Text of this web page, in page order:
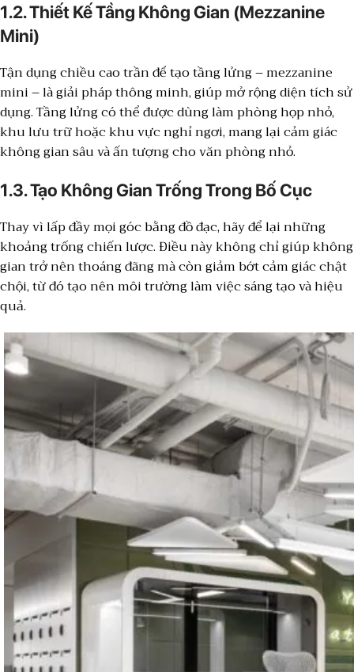
1.2. Thiết Kế Tầng Không Gian (Mezzanine
Mini)
Tận dụng chiều cao trần để tạo tầng lửng – mezzanine
mini – là giải pháp thông minh, giúp mở rộng diện tích sử
dụng. Tầng lửng có thể được dùng làm phòng họp nhỏ,
khu lưu trữ hoặc khu vực nghỉ ngơi, mang lại cảm giác
không gian sâu và ấn tượng cho văn phòng nhỏ.
1.3. Tạo Không Gian Trống Trong Bố Cục
Thay vì lấp đầy mọi góc bằng đồ đạc, hãy để lại những
khoảng trống chiến lược. Điều này không chỉ giúp không
gian trở nên thoáng đãng mà còn giảm bớt cảm giác chật
chội, từ đó tạo nên môi trường làm việc sáng tạo và hiệu
quả.